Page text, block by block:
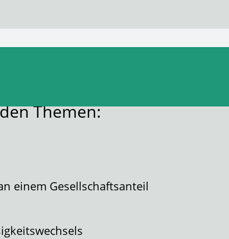
Themen:
einem Gesellschaftsanteil